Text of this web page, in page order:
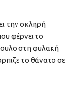
την σκληρή
φέρνει το
στη φυλακή
το θάνατο σε